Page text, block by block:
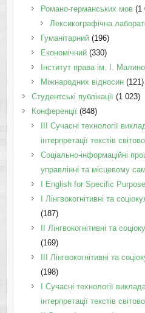
Романо-германських мов(1
Лексикографічна
Гуманітарний(196)
Економічний(330)
Інститут права ім. І.
Міжнародних відносин(121)
Студентські публікації(1 023)
Конференції(848)
III Сучасні технології
інтерпретації текстів
Соціально-інформаційні
управлінні та місцевому
І English for Specific
I Лінгвокогнітивні та
(187)
IІ Лінгвокогнітивні та
(169)
IІI Лінгвокогнітивні та
(198)
I Cучасні технології
інтерпретації текстів